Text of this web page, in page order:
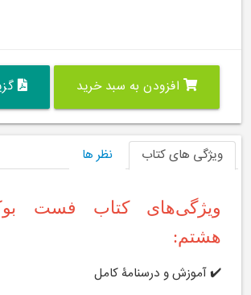
افزودن به سبد خرید
ویژگی های کتاب نظر ها
ویژگی‌های کتاب فست
هشتم:
✔️ آموزش و درسنامۀ کامل